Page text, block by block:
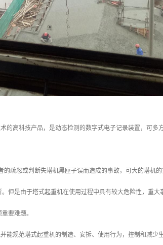
高科技产品，是动态检测的数字式电子记录装置，可多
疏忽或判断失塔机黑匣子误而造成的事故，可大的塔机
但是由于塔式起重机在使用过程中具有较大危险性，重大
要难题。
能规范塔式起重机的制造、安拆、使用行为，控制和减少